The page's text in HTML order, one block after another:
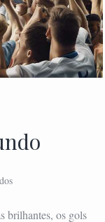
em
Surpresas
brilhantes, os gols